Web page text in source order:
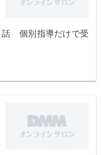
話 個別指導だけで受